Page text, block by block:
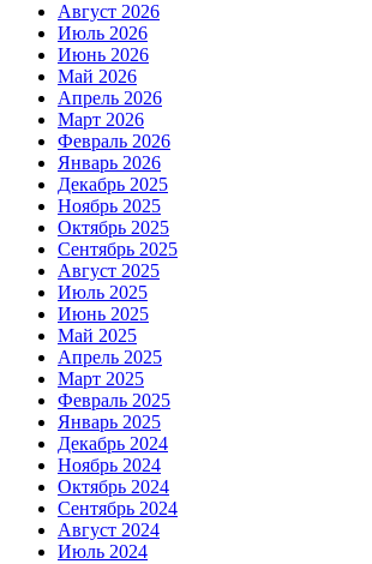
Август 2026
Июль 2026
Июнь 2026
Май 2026
Апрель 2026
Март 2026
Февраль 2026
Январь 2026
Декабрь 2025
Ноябрь 2025
Октябрь 2025
Сентябрь 2025
Август 2025
Июль 2025
Июнь 2025
Май 2025
Апрель 2025
Март 2025
Февраль 2025
Январь 2025
Декабрь 2024
Ноябрь 2024
Октябрь 2024
Сентябрь 2024
Август 2024
Июль 2024